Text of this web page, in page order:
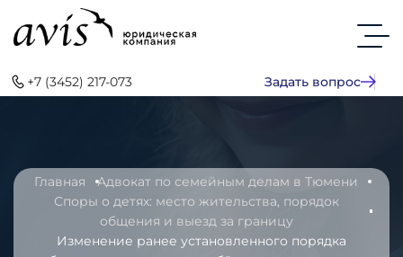
+7 (3452) 217-073 Задать вопрос
Главная
Адвокат по семейным делам в Тюмени
Споры о детях: место жительства, порядок
общения и выезд за границу
Изменение ранее установленного порядка